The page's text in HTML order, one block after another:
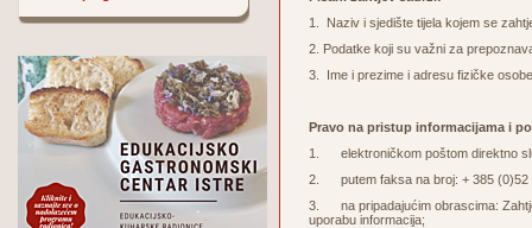
1. Naziv i sjedište tijela kojem se
2. Podatke koji su važni za
3. Ime i prezime i adresu fizičke
Pravo na pristup informacijama i
1. elektroničkom poštom direktno
2. putem faksa na broj: + 385 (0)52
3. na pripadajućim obrascima:
uporabu informacija;